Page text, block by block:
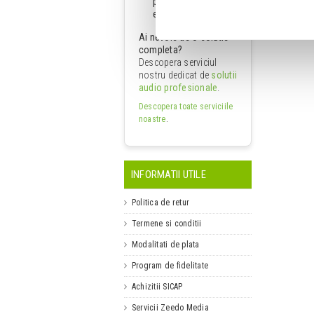
echipamentelor.
Ai nevoie de o solutie
completa?
Descopera serviciul
nostru dedicat de solutii
audio profesionale
Descopera toate serviciile
noastre
INFORMATII UTILE
Politica de retur
Termene si conditii
Modalitati de plata
Program de fidelitate
Achizitii SICAP
Servicii Zeedo Media